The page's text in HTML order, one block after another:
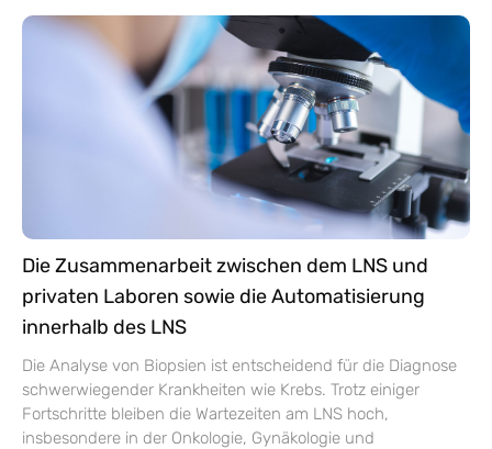
Die Zusammenarbeit zwischen dem LNS und
privaten Laboren sowie die Automatisierung
innerhalb des LNS
Die Analyse von Biopsien ist entscheidend für die Diagnose
schwerwiegender Krankheiten wie Krebs. Trotz einiger
Fortschritte bleiben die Wartezeiten am LNS hoch,
insbesondere in der Onkologie, Gynäkologie und